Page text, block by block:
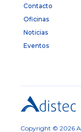
Contacto
Oficinas
Noticias
Eventos
Copyright © 2026